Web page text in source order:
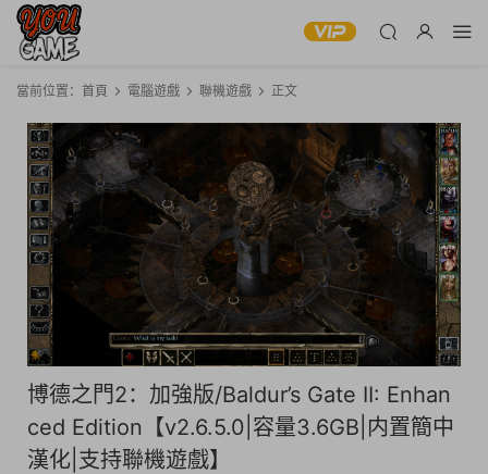
當前位置： 首頁 電腦遊戲 聯機遊戲 正文
博德之門2：加強版/Baldur’s Gate II: Enhan
ced Edition【v2.6.5.0|容量3.6GB|内置簡中
漢化|支持聯機遊戲】